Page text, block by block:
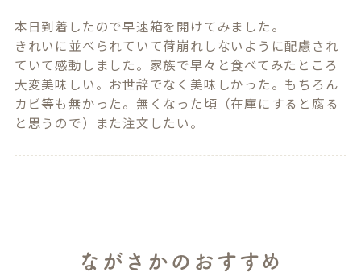
本日到着したので早速箱を開けてみました。
きれいに並べられていて荷崩れしないように配慮され
ていて感動しました。家族で早々と食べてみたところ
大変美味しい。お世辞でなく美味しかった。もちろん
カビ等も無かった。無くなった頃（在庫にすると腐る
と思うので）また注文したい。
ながさかのおすすめ